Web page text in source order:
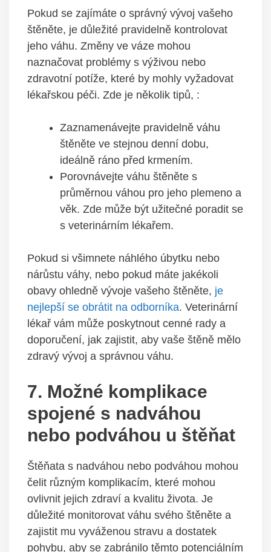
Pokud se zajímáte o správný vývoj vašeho
štěněte, je důležité pravidelně kontrolovat
jeho váhu. Změny ve váze mohou
naznačovat problémy s výživou nebo
zdravotní potíže, které by mohly vyžadovat
lékařskou péči. Zde je několik tipů, :
Zaznamenávejte pravidelně váhu
štěněte ve stejnou denní dobu,
ideálně ráno před krmením.
Porovnávejte váhu štěněte s
průměrnou váhou pro jeho plemeno a
věk. Zde může být užitečné poradit se
s veterinárním lékařem.
Pokud si všimnete náhlého úbytku nebo
nárůstu váhy, nebo pokud máte jakékoli
obavy ohledně vývoje vašeho štěněte, je
nejlepší se obrátit na odborníka. Veterinární
lékař vám může poskytnout cenné rady a
doporučení, jak zajistit, aby vaše štěně mělo
zdravý vývoj a správnou váhu.
7. Možné komplikace
spojené s nadváhou
nebo podváhou u štěňat
Štěňata s nadváhou nebo podváhou mohou
čelit různým komplikacím, které mohou
ovlivnit jejich zdraví a kvalitu života. Je
důležité monitorovat váhu svého štěněte a
zajistit mu vyváženou stravu a dostatek
pohybu, aby se zabránilo těmto potenciálním